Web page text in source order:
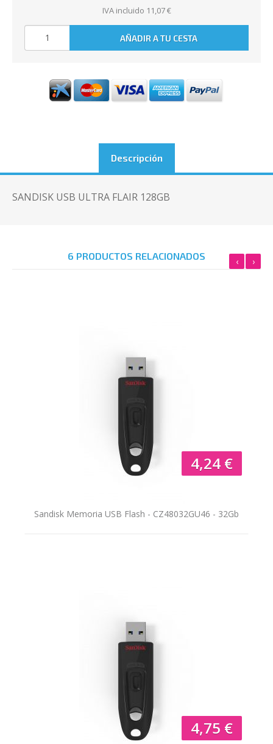
IVA incluido 11,07 €
Descripción
SANDISK USB ULTRA FLAIR 128GB
6 PRODUCTOS RELACIONADOS ‹ ›
4,24 €
Sandisk Memoria USB Flash - CZ48032GU46 - 32Gb
4,75 €